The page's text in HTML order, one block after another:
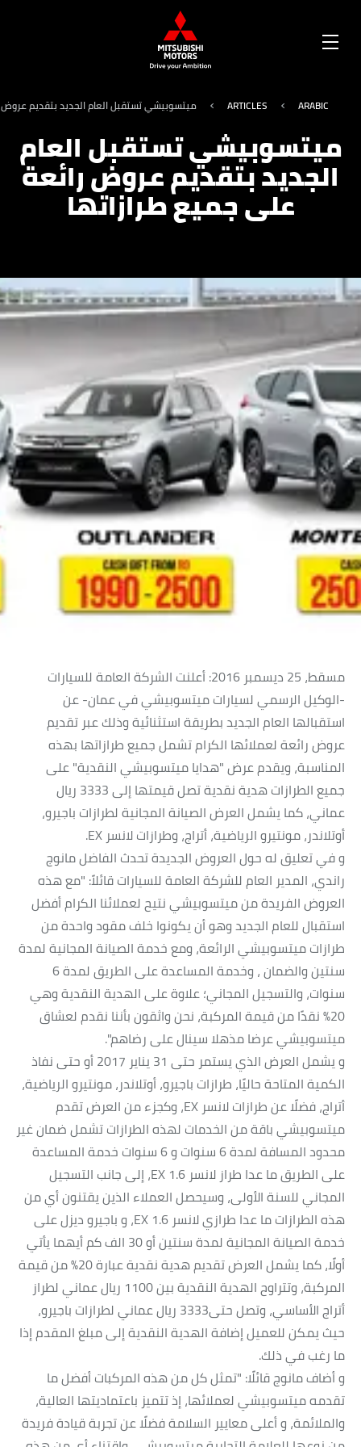
MENU
ARABIC
ARTICLES ميتسوبيشي تستقبل العام الجديد بتقديم عروض
ميتسوبيشي تستقبل العام
الجديد بتقديم عروض رائعة
على جميع طرازاتها
مسقط، 25 ديسمبر 2016: أعلنت الشركة العامة للسيارات
-الوكيل الرسمي لسيارات ميتسوبيشي في عمان- عن
استقبالها العام الجديد بطريقة استثنائية وذلك عبر تقديم
عروض رائعة لعملائها الكرام تشمل جميع طرازاتها بهذه
المناسبة، ويقدم عرض "هدايا ميتسوبيشي النقدية" على
جميع الطرازات هدية نقدية تصل قيمتها إلى 3333 ريال
عماني، كما يشمل العرض الصيانة المجانية لطرازات باجيرو،
أوتلاندر، مونتيرو الرياضية، أتراج، وطرازات لانسر EX.
و في تعليق له حول العروض الجديدة تحدث الفاضل مانوج
راندي، المدير العام للشركة العامة للسيارات قائلاً: "مع هذه
العروض الفريدة من ميتسوبيشي نتيح لعملائنا الكرام أفضل
استقبال للعام الجديد وهو أن يكونوا خلف مقود واحدة من
طرازات ميتسوبيشي الرائعة، ومع خدمة الصيانة المجانية لمدة
سنتين والضمان ، وخدمة المساعدة على الطريق لمدة 6
سنوات، والتسجيل المجاني؛ علاوة على الهدية النقدية وهي
20% نقدًا من قيمة المركبة، نحن واثقون بأننا نقدم لعشاق
ميتسوبيشي عرضا مذهلا سينال على رضاهم".
و يشمل العرض الذي يستمر حتى 31 يناير 2017 أو حتى نفاذ
الكمية المتاحة حاليًا، طرازات باجيرو، أوتلاندر، مونتيرو الرياضية،
أتراج، فضلًا عن طرازات لانسر EX، وكجزء من العرض تقدم
ميتسوبيشي باقة من الخدمات لهذه الطرازات تشمل ضمان غير
محدود المسافة لمدة 6 سنوات و 6 سنوات خدمة المساعدة
على الطريق ما عدا طراز لانسر 1.6 EX، إلى جانب التسجيل
المجاني للسنة الأولى، وسيحصل العملاء الذين يقتنون أي من
هذه الطرازات ما عدا طرازي لانسر EX 1.6، و باجيرو ديزل على
خدمة الصيانة المجانية لمدة سنتين أو 30 الف كم أيهما يأتي
أولًا، كما يشمل العرض تقديم هدية نقدية عبارة 20% من قيمة
المركبة، وتتراوح الهدية النقدية بين 1100 ريال عماني لطراز
أتراج الأساسي، وتصل حتى3333 ريال عماني لطرازات باجيرو،
حيث يمكن للعميل إضافة الهدية النقدية إلى مبلغ المقدم إذا
ما رغب في ذلك.
و أضاف مانوج قائلًا: "تمثل كل من هذه المركبات أفضل ما
تقدمه ميتسوبيشي لعملائها، إذ تتميز باعتماديتها العالية،
والملائمة، و أعلى معايير السلامة فضلًا عن تجربة قيادة فريدة